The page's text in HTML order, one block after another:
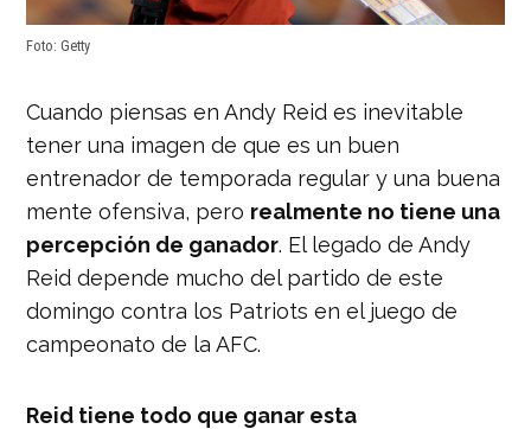
Foto: Getty
Cuando piensas en Andy Reid es inevitable
tener una imagen de que es un buen
entrenador de temporada regular y una buena
mente ofensiva, pero realmente no tiene una
percepción de ganador. El legado de Andy
Reid depende mucho del partido de este
domingo contra los Patriots en el juego de
campeonato de la AFC.
Reid tiene todo que ganar esta